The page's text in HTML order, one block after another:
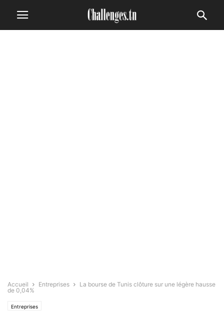
Accueil Entreprises
La bourse de Tunis clôture sur une légère hausse
de 0,04%
Entreprises